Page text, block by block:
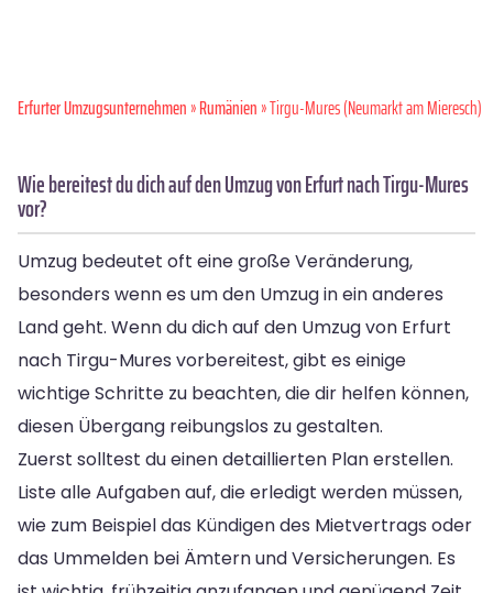
Erfurter Umzugsunternehmen»Rumänien» Tirgu-Mures (Neumarkt am Mieresch)
Wie bereitest du dich auf den Umzug von Erfurt nach Tirgu-Mures
vor?
Umzug bedeutet oft eine große Veränderung,
besonders wenn es um den Umzug in ein anderes
Land geht. Wenn du dich auf den Umzug von Erfurt
nach Tirgu-Mures vorbereitest, gibt es einige
wichtige Schritte zu beachten, die dir helfen können,
diesen Übergang reibungslos zu gestalten.
Zuerst solltest du einen detaillierten Plan erstellen.
Liste alle Aufgaben auf, die erledigt werden müssen,
wie zum Beispiel das Kündigen des Mietvertrags oder
das Ummelden bei Ämtern und Versicherungen. Es